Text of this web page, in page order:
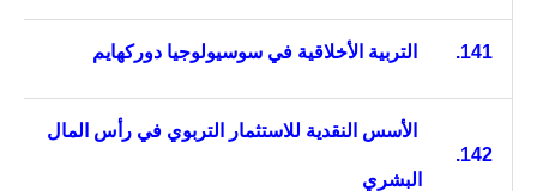
141. التربية الأخلاقية في سوسيولوجيا دوركهايم
142.
الأسس النقدية للاستثمار التربوي في رأس المال
البشري